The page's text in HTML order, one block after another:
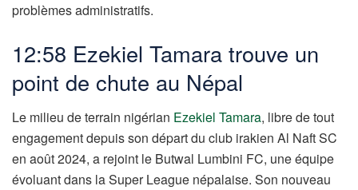
problèmes administratifs.
12:58 Ezekiel Tamara trouve un
point de chute au Népal
Le milieu de terrain nigérian Ezekiel Tamara, libre de tout
engagement depuis son départ du club irakien Al Naft SC
en août 2024, a rejoint le Butwal Lumbini FC, une équipe
évoluant dans la Super League népalaise. Son nouveau